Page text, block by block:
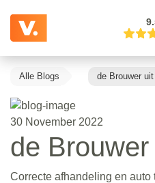
Alle Blogs de Brouwer
30 November 2022
de
Correcte afhandeling en